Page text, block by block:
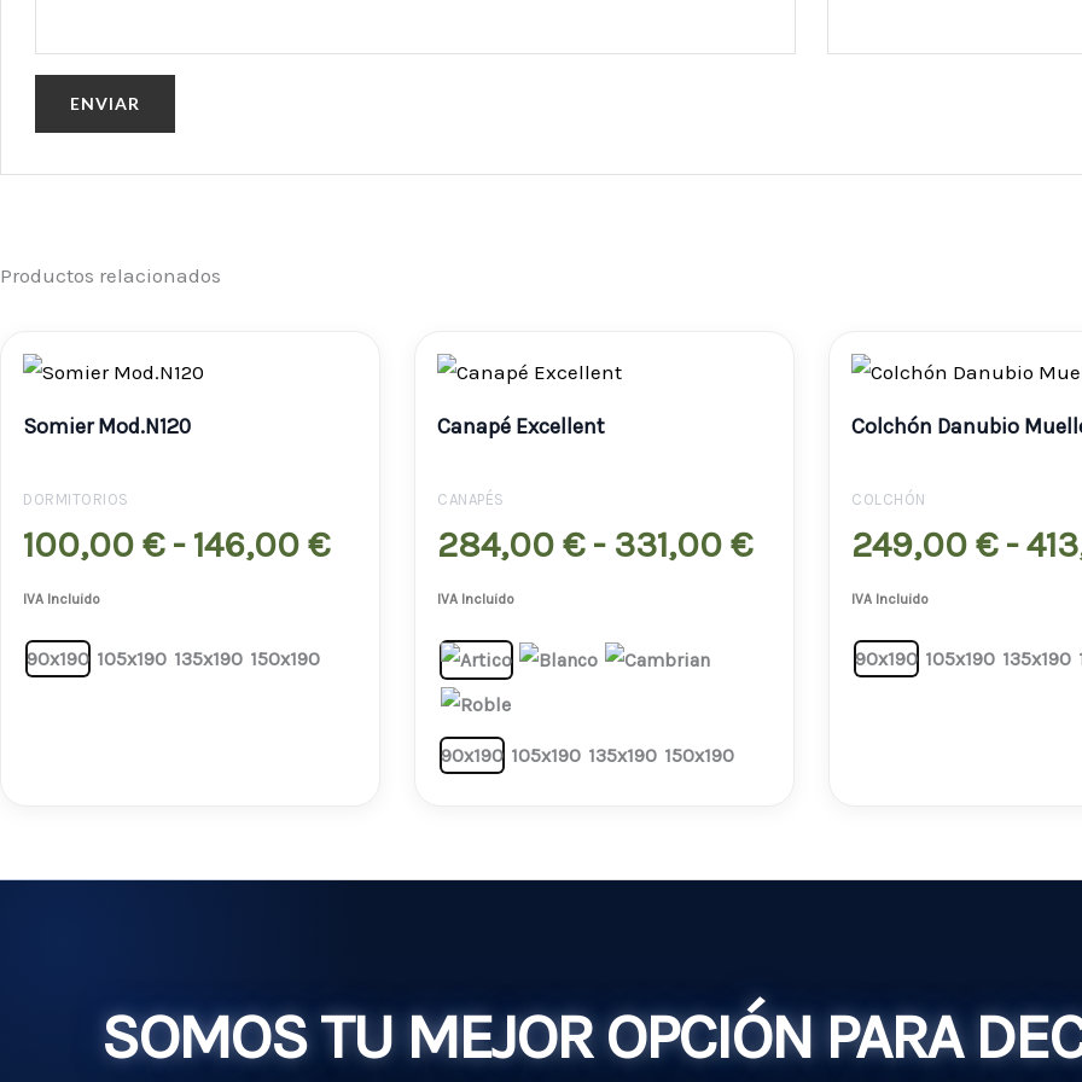
Productos relacionados
Somier Mod.N120
DORMITORIOS
100,00€ - 146,00€
precios:
100,00 €
146,00 €
IVA Incluido
90x190 105x190 135x190 150x190
Canapé Excellent
CANAPÉS
284,00€ - 331,00€
Rango
precios:
284,00 €
331,00 €
IVA Incluido
90x190 105x190 135x190 150x190
Colchón Danubio
COLCHÓN
249,00€ -
IVA Incluido
90x190 105x190 135x190
SOMOS TU MEJOR OPCIÓN PARA